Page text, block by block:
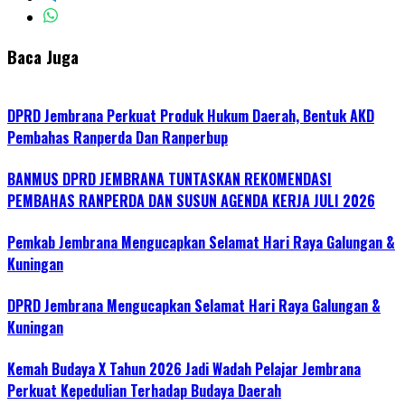
Baca Juga
DPRD Jembrana Perkuat Produk Hukum Daerah, Bentuk AKD
Pembahas Ranperda Dan Ranperbup
BANMUS DPRD JEMBRANA TUNTASKAN REKOMENDASI
PEMBAHAS RANPERDA DAN SUSUN AGENDA KERJA JULI 2026
Pemkab Jembrana Mengucapkan Selamat Hari Raya Galungan &
Kuningan
DPRD Jembrana Mengucapkan Selamat Hari Raya Galungan &
Kuningan
Kemah Budaya X Tahun 2026 Jadi Wadah Pelajar Jembrana
Perkuat Kepedulian Terhadap Budaya Daerah